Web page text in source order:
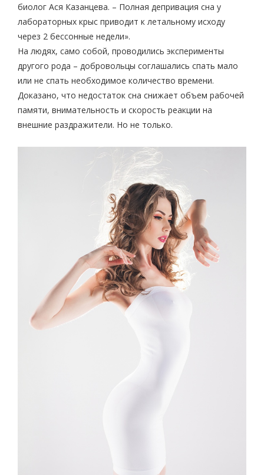
биолог Ася Казанцева. – Полная депривация сна у
лабораторных крыс приводит к летальному исходу
через 2 бессонные недели».
На людях, само собой, проводились эксперименты
другого рода – добровольцы соглашались спать мало
или не спать необходимое количество времени.
Доказано, что недостаток сна снижает объем рабочей
памяти, внимательность и скорость реакции на
внешние раздражители. Но не только.